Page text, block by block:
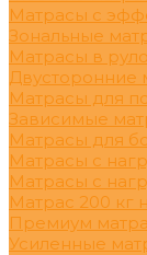
Матрасы с
Зональные
Матрасы в
Двусторонние
Матрасы для
Зависимые
Матрасы для
Матрасы с
Матрасы с
Матрас 200 кг
Премиум
Усиленные